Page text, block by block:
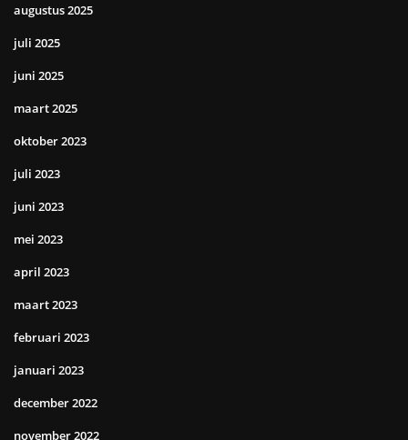
augustus 2025
juli 2025
juni 2025
maart 2025
oktober 2023
juli 2023
juni 2023
mei 2023
april 2023
maart 2023
februari 2023
januari 2023
december 2022
november 2022